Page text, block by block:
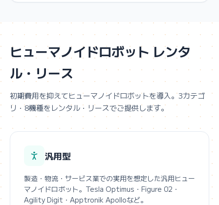
ヒューマノイドロボット レンタ
ル・リース
初期費用を抑えてヒューマノイドロボットを導入。3カテゴ
リ・8機種をレンタル・リースでご提供します。
汎用型
製造・物流・サービス業での実用を想定した汎用ヒュー
マノイドロボット。Tesla Optimus・Figure 02・
Agility Digit・Apptronik Apolloなど。